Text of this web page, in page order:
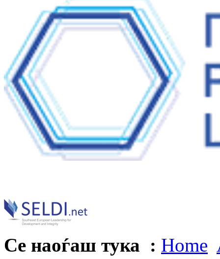
Се наоѓаш тука : Home